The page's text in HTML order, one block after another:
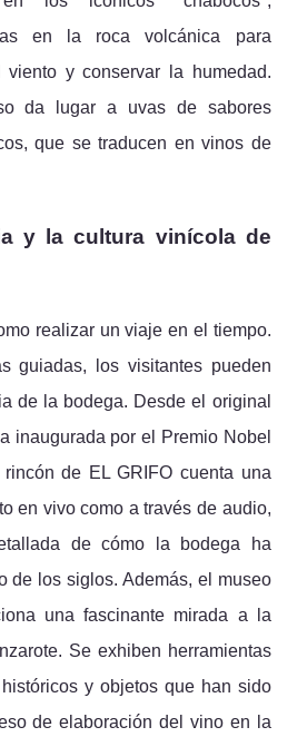
en la roca volcánica para
y conservar la humedad.
da lugar a uvas de sabores
que se traducen en vinos de
y la cultura vinícola de
realizar un viaje en el tiempo.
guiadas, los visitantes pueden
de la bodega. Desde el original
inaugurada por el Premio Nobel
de EL GRIFO cuenta una
en vivo como a través de audio,
de cómo la bodega ha
de los siglos. Además, el museo
una fascinante mirada a la
Se exhiben herramientas
y objetos que han sido
de elaboración del vino en la